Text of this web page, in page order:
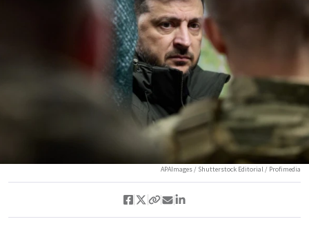
APAImages / Shutterstock Editorial / Profimedia